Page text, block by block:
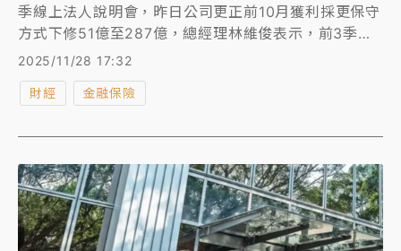
季線上法人說明會，昨日公司更正前10月獲利採更保守
方式下修51億至287億，總經理林維俊表示，前3季獲
利董事會已通過不會更改，明年股利會比今年更好，並
以現金為主，會考量同業狀況，建議董事會有競爭力的
股利。北士科T17、T18已經完成點交，為了國家公益
2025/11/28 17:32
財經 金融保險